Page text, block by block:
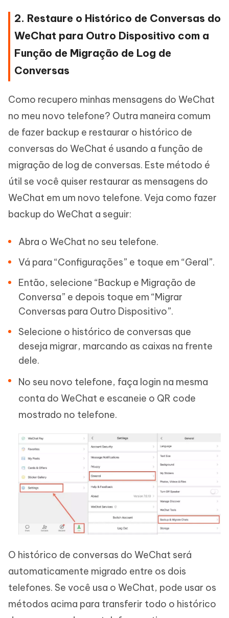
2. Restaure o Histórico de Conversas do
WeChat para Outro Dispositivo com a
Função de Migração de Log de
Conversas
Como recupero minhas mensagens do WeChat
no meu novo telefone? Outra maneira comum
de fazer backup e restaurar o histórico de
conversas do WeChat é usando a função de
migração de log de conversas. Este método é
útil se você quiser restaurar as mensagens do
WeChat em um novo telefone. Veja como fazer
backup do WeChat a seguir:
Abra o WeChat no seu telefone.
Vá para “Configurações” e toque em “Geral”.
Então, selecione “Backup e Migração de
Conversa” e depois toque em “Migrar
Conversas para Outro Dispositivo”.
Selecione o histórico de conversas que
deseja migrar, marcando as caixas na frente
dele.
No seu novo telefone, faça login na mesma
conta do WeChat e escaneie o QR code
mostrado no telefone.
O histórico de conversas do WeChat será
automaticamente migrado entre os dois
telefones. Se você usa o WeChat, pode usar os
métodos acima para transferir todo o histórico